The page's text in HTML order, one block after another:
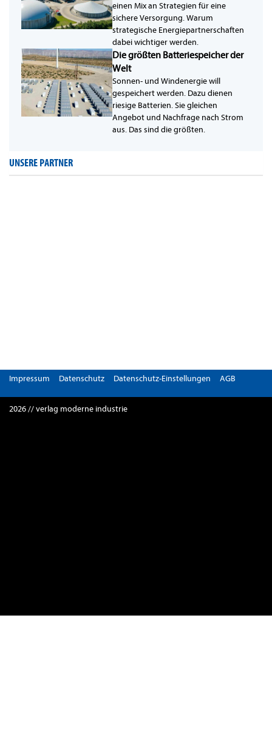
einen Mix an Strategien für eine
sichere Versorgung. Warum
strategische Energiepartnerschaften
dabei wichtiger werden.
Die größten Batteriespeicher der
Welt
Sonnen- und Windenergie will
gespeichert werden. Dazu dienen
riesige Batterien. Sie gleichen
Angebot und Nachfrage nach Strom
aus. Das sind die größten.
UNSERE PARTNER
Impressum Datenschutz Datenschutz-Einstellungen AGB
2026 // verlag moderne industrie